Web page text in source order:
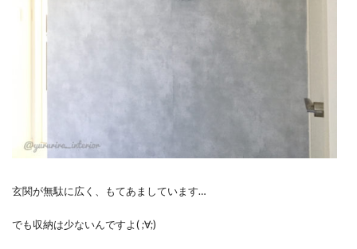
玄関が無駄に広く、もてあましています…
でも収納は少ないんですよ( ;∀;)